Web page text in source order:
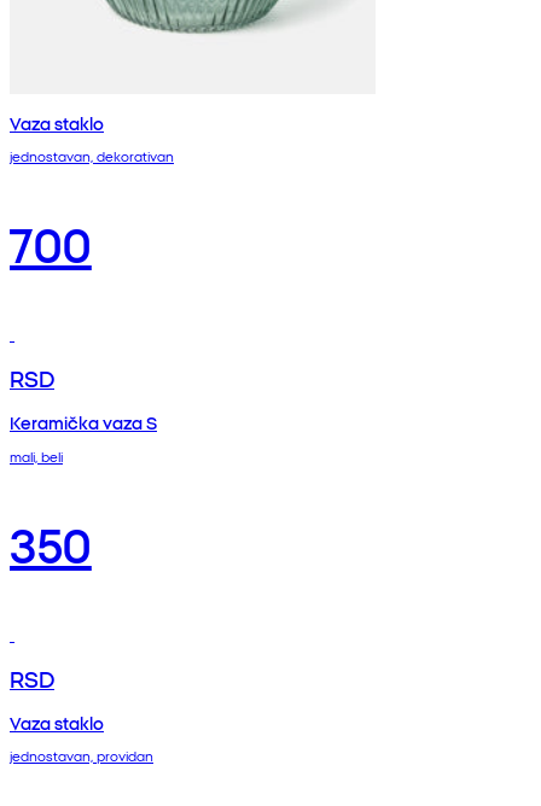
Vaza staklo
jednostavan, dekorativan
700
RSD
Keramička vaza S
mali, beli
350
RSD
Vaza staklo
jednostavan, providan